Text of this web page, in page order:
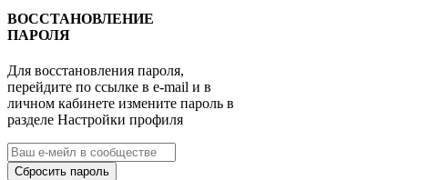
ВОССТАНОВЛЕНИЕ
ПАРОЛЯ
Для восстановления пароля,
перейдите по ссылке в e-mail и в
личном кабинете измените пароль в
разделе Настройки профиля
Сбросить пароль